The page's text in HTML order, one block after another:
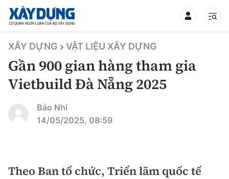
TIN BỘ XÂY DỰNG
CHUYÊN MỤC
Thời sự
XÂY DỰNG VẬT LIỆU XÂY DỰNG
Gần 900 gian hàng tham gia
Vietbuild Đà Nẵng 2025
Bảo Nhi
14/05/2025, 08:59
Theo Ban tổ chức, Triển lãm quốc tế